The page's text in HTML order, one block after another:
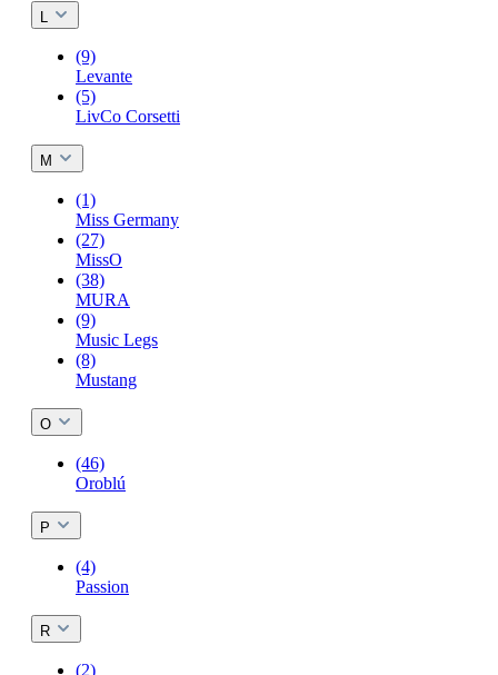
(9)
Levante
(5)
LivCo Corsetti
M
(1)
Miss Germany
(27)
MissO
(38)
MURA
(9)
Music Legs
(8)
Mustang
O
(46)
Oroblú
P
(4)
Passion
R
(2)